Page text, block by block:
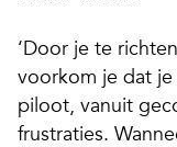
‘Door je te
voorkom je dat
piloot, vanuit
frustraties.